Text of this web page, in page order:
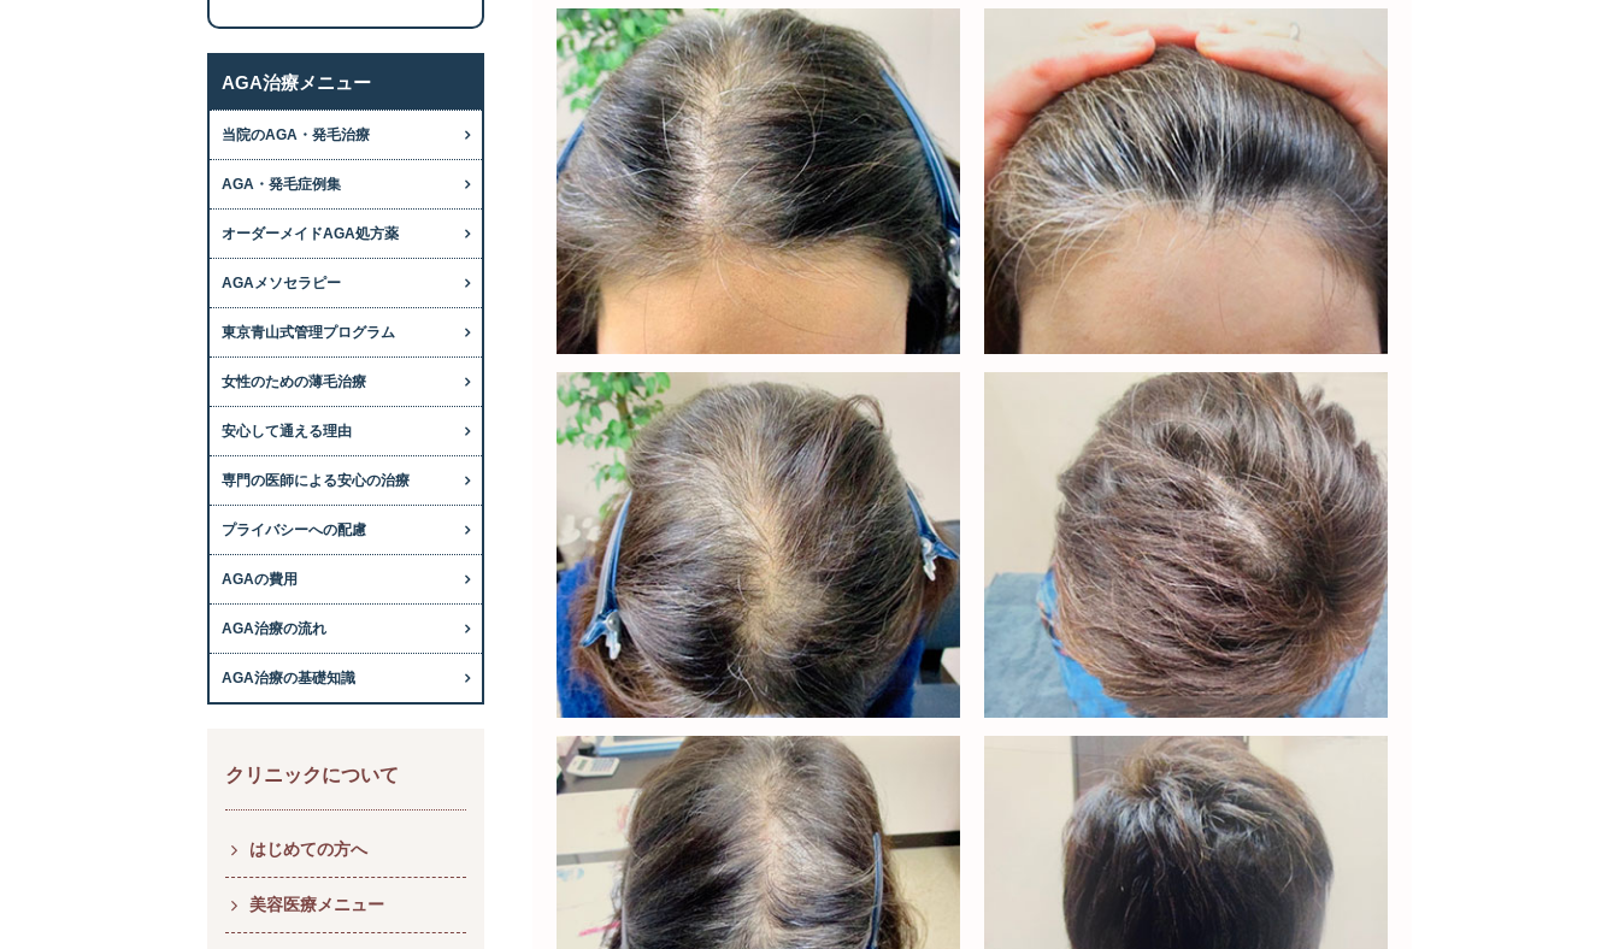
AGA治療メニュー
当院のAGA・発毛治療
AGA・発毛症例集
オーダーメイドAGA処方薬
AGAメソセラピー
東京青山式管理プログラム
女性のための薄毛治療
安心して通える理由
専門の医師による安心の治療
プライバシーへの配慮
AGAの費用
AGA治療の流れ
AGA治療の基礎知識
クリニックについて
はじめての方へ
美容医療メニュー